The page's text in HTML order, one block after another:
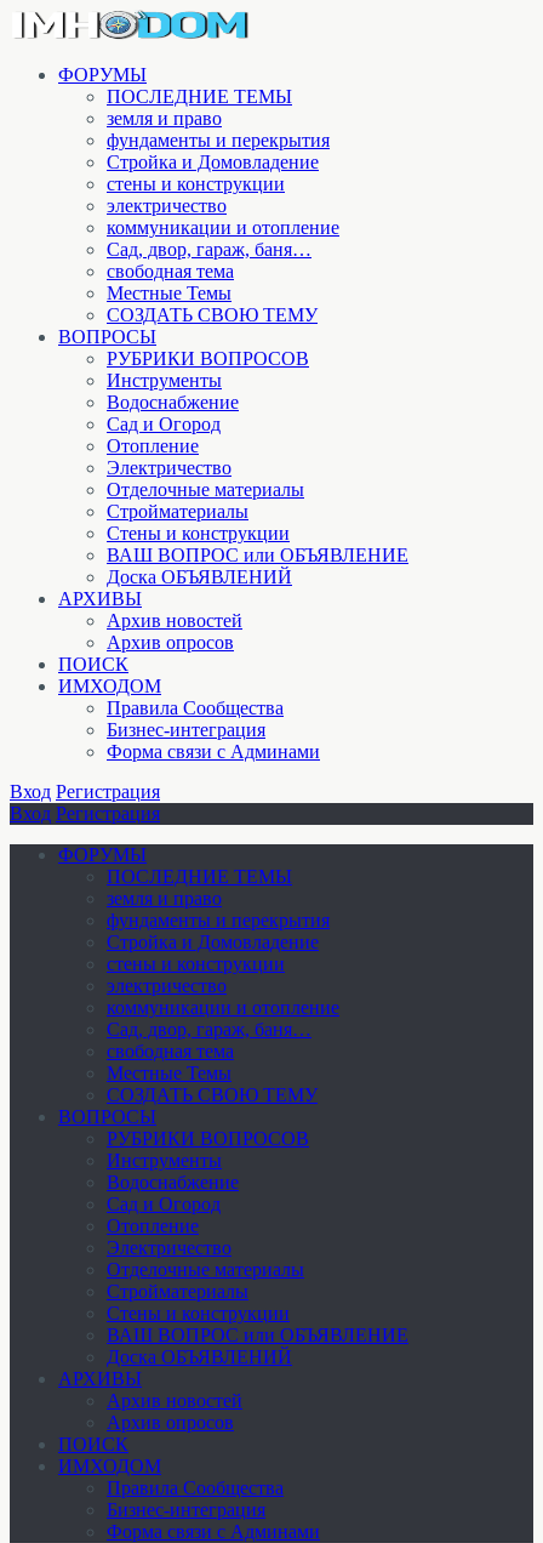
ФОРУМЫ
ПОСЛЕДНИЕ ТЕМЫ
земля и право
фундаменты и перекрытия
Стройка и Домовладение
стены и конструкции
электричество
коммуникации и отопление
Cад, двор, гараж, баня…
свободная тема
Местные Темы
СОЗДАТЬ СВОЮ ТЕМУ
ВОПРОСЫ
РУБРИКИ ВОПРОСОВ
Инструменты
Водоснабжение
Сад и Огород
Отопление
Электричество
Отделочные материалы
Стройматериалы
Стены и конструкции
ВАШ ВОПРОС или ОБЪЯВЛЕНИЕ
Доска ОБЪЯВЛЕНИЙ
АРХИВЫ
Архив новостей
Архив опросов
ПОИСК
ИМХОДОМ
Правила Сообщества
Бизнес-интеграция
Форма связи с Админами
Вход Регистрация
Вход Регистрация
ФОРУМЫ
ПОСЛЕДНИЕ ТЕМЫ
земля и право
фундаменты и перекрытия
Стройка и Домовладение
стены и конструкции
электричество
коммуникации и отопление
Cад, двор, гараж, баня…
свободная тема
Местные Темы
СОЗДАТЬ СВОЮ ТЕМУ
ВОПРОСЫ
РУБРИКИ ВОПРОСОВ
Инструменты
Водоснабжение
Сад и Огород
Отопление
Электричество
Отделочные материалы
Стройматериалы
Стены и конструкции
ВАШ ВОПРОС или ОБЪЯВЛЕНИЕ
Доска ОБЪЯВЛЕНИЙ
АРХИВЫ
Архив новостей
Архив опросов
ПОИСК
ИМХОДОМ
Правила Сообщества
Бизнес-интеграция
Форма связи с Админами